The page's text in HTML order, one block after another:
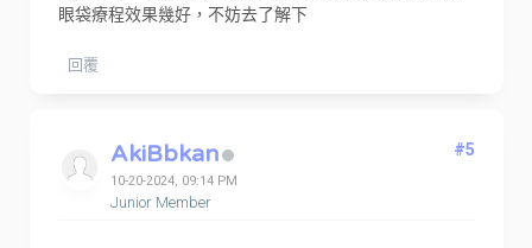
眼袋療程效果幾好，不妨去了解下
回覆
AkiBbkan
10-20-2024, 09:14 PM
Junior Member
#5